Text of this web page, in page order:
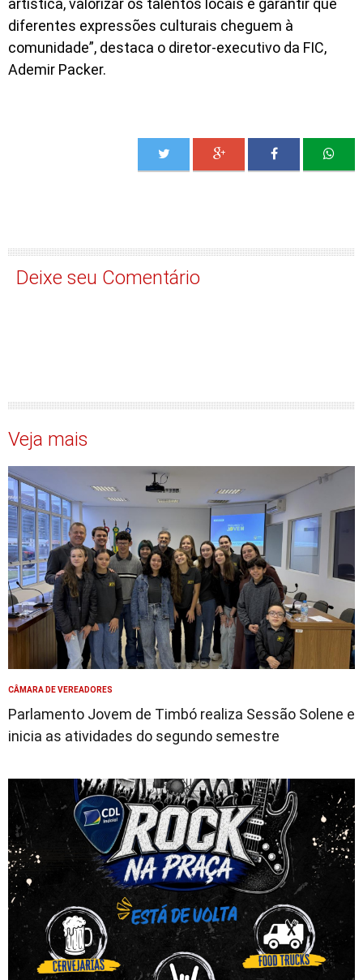
artística, valorizar os talentos locais e garantir que
diferentes expressões culturais cheguem à
comunidade”, destaca o diretor-executivo da FIC,
Ademir Packer.
Deixe seu Comentário
Veja mais
CÂMARA DE VEREADORES
Parlamento Jovem de Timbó realiza Sessão Solene e
inicia as atividades do segundo semestre